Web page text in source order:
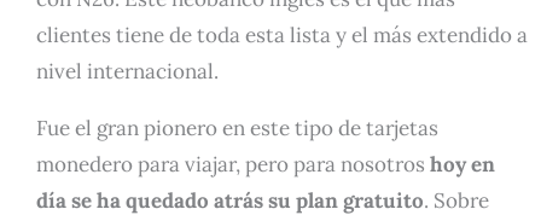
clientes tiene de toda esta lista y el más extendido a
nivel internacional.
Fue el gran pionero en este tipo de tarjetas
monedero para viajar, pero para nosotros hoy en
día se ha quedado atrás su plan gratuito. Sobre